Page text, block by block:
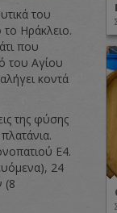
του
Ηράκλειο.
που
του Αγίου
κοντά
της φύσης
Ε4.
24
(8